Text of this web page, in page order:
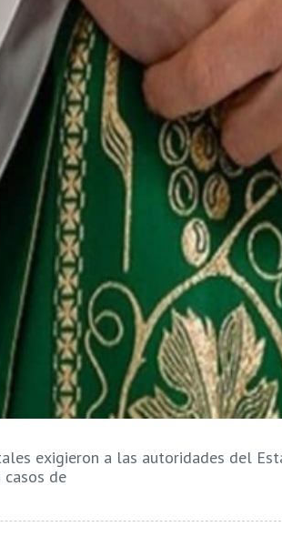
exigieron a las autoridades del
de